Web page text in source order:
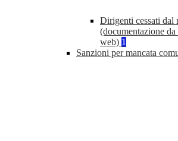
Dirigenti cessati dal
(documentazione
web) 1
Sanzioni per mancata